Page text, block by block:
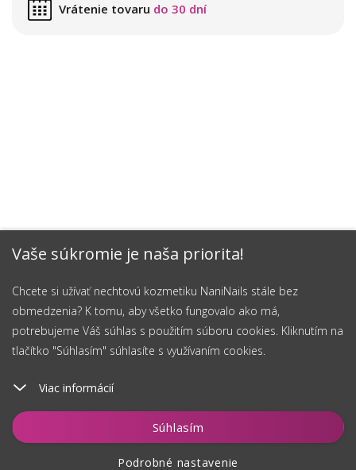
Vaše súkromie je naša priorita!
Chcete si užívať nechtovú kozmetiku NaniNails stále bez
obmedzenia? K tomu, aby všetko fungovalo ako má,
potrebujeme Váš súhlas s použitím súboru cookies. Kliknutím na
tlačítko "Súhlasím" súhlasíte s využívaním cookies.
Viac informácií
Súhlasím
Podrobné nastavenie
Vložiť do košíka
Vrátenie tovaru do 30 dní